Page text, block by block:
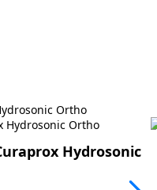
Ortho
Hydrosonic